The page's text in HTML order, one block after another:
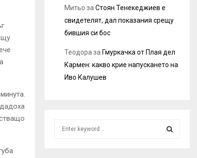
Митьо за Стоян Тенекеджиев е
свидетелят, дал показания срещу
бившия си бос
Теодора за Гмуркачка от Плая дел
Кармен: какво крие напускането на
Иво Калушев